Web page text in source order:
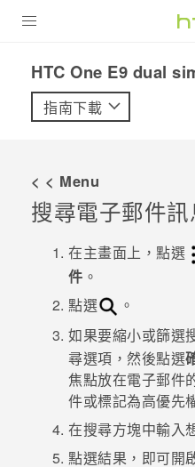
VIVE
配件
優惠專區
焦點訊息
校園專案
企業採購
銷售門市
銷售通路
VIVELAND
HTC One E9 dual
指南下載
< < Menu
搜尋電子郵件訊
在主畫面上，點選
件 。
點選
。
如果要縮小或篩選
尋選項，然後點選
焦點放在電子郵件
件或標記為高優先
在搜尋方塊中輸入
點選結果，即可開